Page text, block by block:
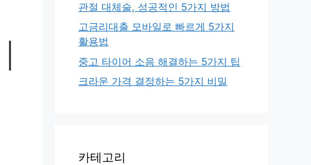
관절 대체술, 성공적인 5가지 방법
고금리대출 모바일로 빠르게 5가지
활용법
중고 타이어 소음 해결하는 5가지 팁
크라운 가격 결정하는 5가지 비밀
카테고리